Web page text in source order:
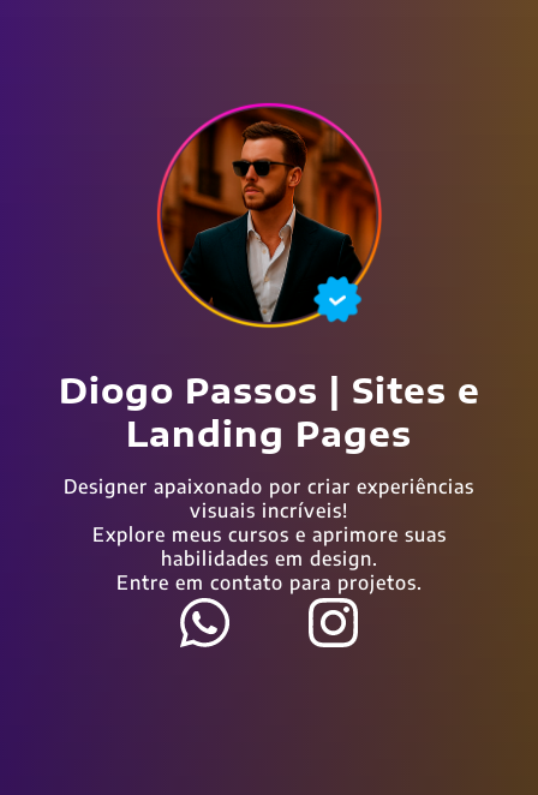
Diogo Passos | Sites e
Landing Pages
Designer apaixonado por criar experiências
visuais incríveis!
Explore meus cursos e aprimore suas
habilidades em design.
Entre em contato para projetos.